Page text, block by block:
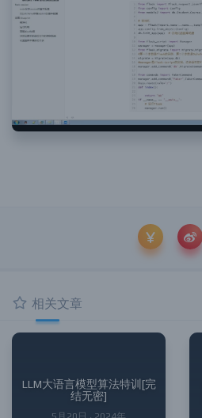
相关文章
LLM大语言模型算法特训[完
结无密]